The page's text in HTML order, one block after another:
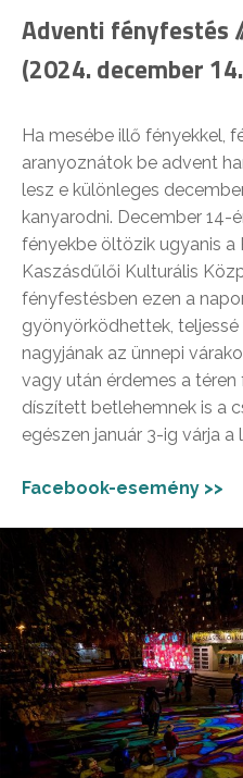
Adventi fényfestés
(2024. december
Ha mesébe illő fényekkel,
aranyoznátok be advent
lesz e különleges
kanyarodni. December 14-
fényekbe öltözik ugyanis a
Kaszásdűlői Kulturális
fényfestésben ezen a
gyönyörködhettek,
nagyjának az ünnepi
vagy után érdemes a
díszített betlehemnek is a
egészen január 3-ig várja
Facebook-esemény >>